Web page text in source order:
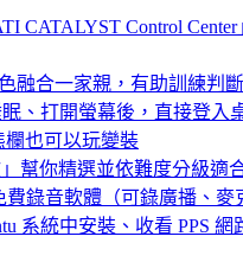
CATALYST Control Center
融合一家親，有助訓練判斷
、打開螢幕後，直接登入
欄也可以玩變裝
幫你精選並依難度分級適
費錄音軟體（可錄廣播、麥
系統中安裝、收看 PPS 網